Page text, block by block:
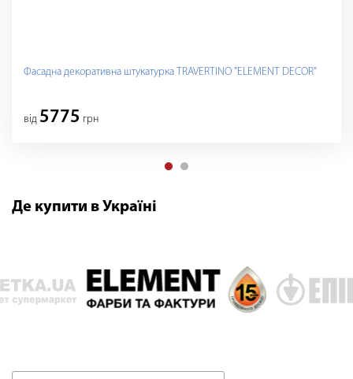
Фасадна декоративна штукатурка TRAVERTINO "ELEMENT DECOR"
вiд 5775 грн
Де купити в Україні